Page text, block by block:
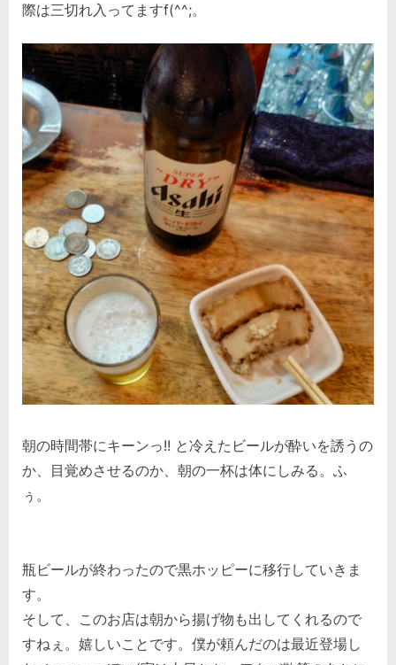
際は三切れ入ってますf(^^;。
朝の時間帯にキーンっ!! と冷えたビールが酔いを誘うの
か、目覚めさせるのか、朝の一杯は体にしみる。ふ
ぅ。
瓶ビールが終わったので黒ホッピーに移行していきま
す。
そして、このお店は朝から揚げ物も出してくれるので
すねぇ。嬉しいことです。僕が頼んだのは最近登場し